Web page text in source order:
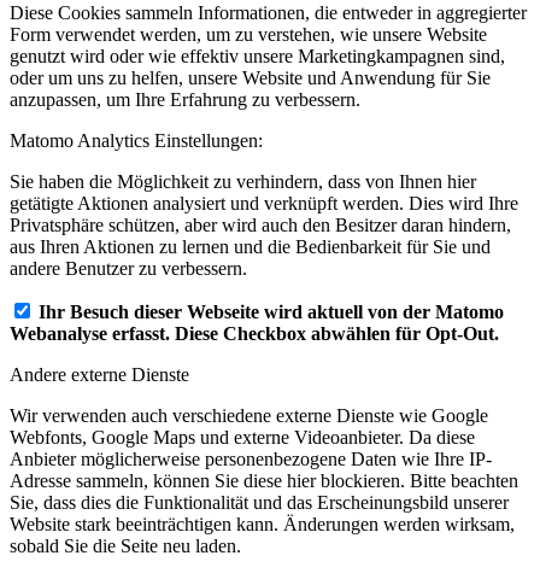
Diese Cookies sammeln Informationen, die entweder in aggregierter
Form verwendet werden, um zu verstehen, wie unsere Website
genutzt wird oder wie effektiv unsere Marketingkampagnen sind,
oder um uns zu helfen, unsere Website und Anwendung für Sie
anzupassen, um Ihre Erfahrung zu verbessern.
Matomo Analytics Einstellungen:
Sie haben die Möglichkeit zu verhindern, dass von Ihnen hier
getätigte Aktionen analysiert und verknüpft werden. Dies wird Ihre
Privatsphäre schützen, aber wird auch den Besitzer daran hindern,
aus Ihren Aktionen zu lernen und die Bedienbarkeit für Sie und
andere Benutzer zu verbessern.
Ihr Besuch dieser Webseite wird aktuell von der Matomo
Webanalyse erfasst. Diese Checkbox abwählen für Opt-Out.
Andere externe Dienste
Wir verwenden auch verschiedene externe Dienste wie Google
Webfonts, Google Maps und externe Videoanbieter. Da diese
Anbieter möglicherweise personenbezogene Daten wie Ihre IP-
Adresse sammeln, können Sie diese hier blockieren. Bitte beachten
Sie, dass dies die Funktionalität und das Erscheinungsbild unserer
Website stark beeinträchtigen kann. Änderungen werden wirksam,
sobald Sie die Seite neu laden.